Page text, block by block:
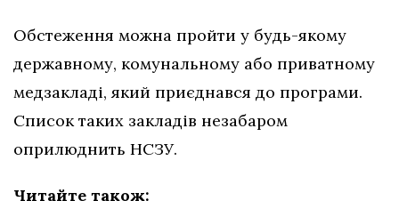
Обстеження можна пройти у будь-якому
державному, комунальному або приватному
медзакладі, який приєднався до програми.
Список таких закладів незабаром
оприлюднить НСЗУ.
Читайте також: